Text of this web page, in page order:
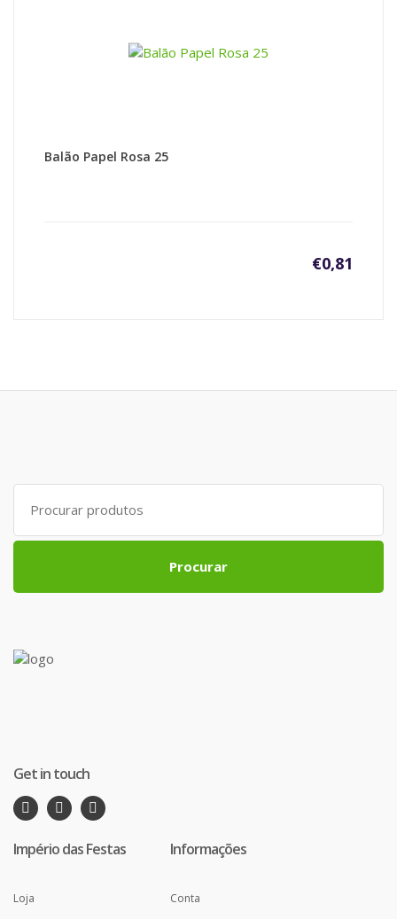
Balão Papel Rosa 25
€0,81
Search
for:
Procurar
Get in touch
Império das Festas
Loja
Informações
Conta